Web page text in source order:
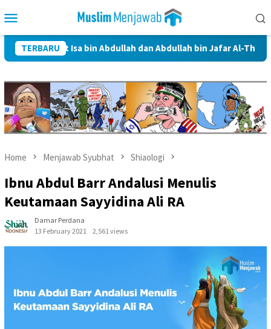
to
Menu
TERBARU
Isa bin Abdullah dan Abdullah bin Jafar Al-Thayyar
Home Menjawab Syubhat Shiaologi
Ibnu Abdul Barr Andalusi Menulis
Keutamaan Sayyidina Ali RA
Damar Perdana
13 February 2021
2,561 views